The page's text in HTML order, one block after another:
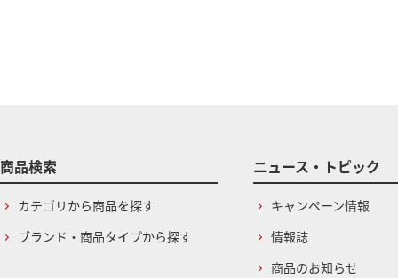
商品検索
カテゴリから商品を探す
ブランド・商品タイプから探す
ニュース・トピック
キャンペーン情報
情報誌
商品のお知らせ